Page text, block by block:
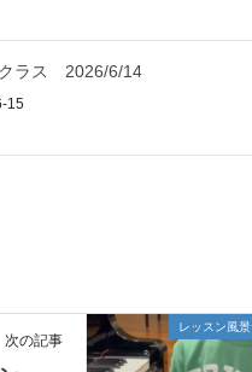
ラス 2026/6/14
15
レッスン風景
次の記事